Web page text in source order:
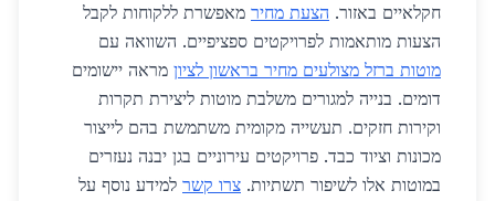
חקלאיים באזור. הצעת מחיר מאפשרת ללקוחות לקבל
הצעות מותאמות לפרויקטים ספציפיים. השוואה עם
מוטות ברזל מצולעים מחיר בראשון לציון מראה יישומים
דומים. בנייה למגורים משלבת מוטות ליצירת תקרות
וקירות חזקים. תעשייה מקומית משתמשת בהם לייצור
מכונות וציוד כבד. פרויקטים עירוניים בגן יבנה נעזרים
במוטות אלו לשיפור תשתיות. צרו קשר למידע נוסף על